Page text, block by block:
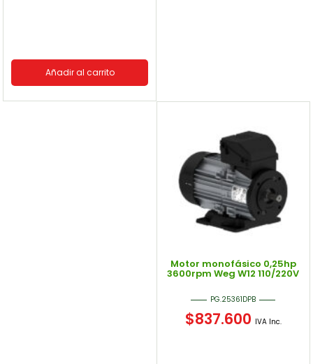
Añadir al carrito
Motor monofásico 0,25hp
3600rpm Weg W12 110/220V
PG.25361DPB
$837.600 IVA Inc.